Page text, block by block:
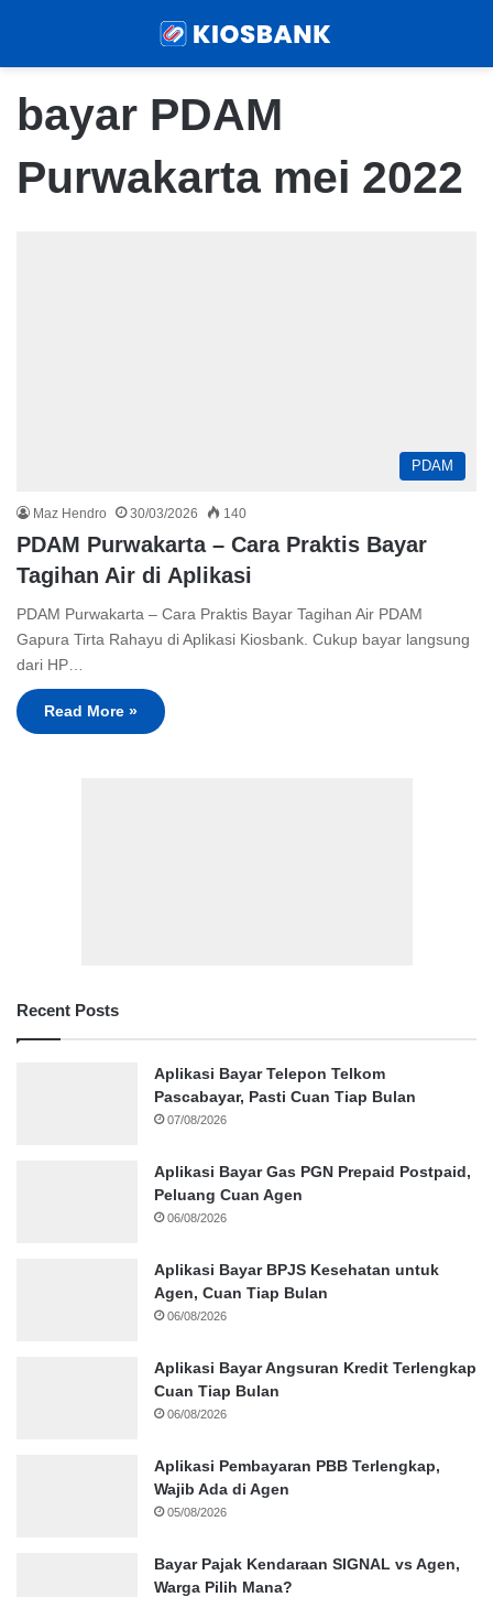
bayar PDAM
Purwakarta mei 2022
PDAM
Maz Hendro 30/03/2026 140
PDAM Purwakarta – Cara Praktis Bayar
Tagihan Air di Aplikasi
PDAM Purwakarta – Cara Praktis Bayar Tagihan Air PDAM
Gapura Tirta Rahayu di Aplikasi Kiosbank. Cukup bayar langsung
dari HP…
Read More »
Recent Posts
Aplikasi Bayar Telepon Telkom
Pascabayar, Pasti Cuan Tiap Bulan
07/08/2026
Aplikasi Bayar Gas PGN Prepaid Postpaid,
Peluang Cuan Agen
06/08/2026
Aplikasi Bayar BPJS Kesehatan untuk
Agen, Cuan Tiap Bulan
06/08/2026
Aplikasi Bayar Angsuran Kredit Terlengkap
Cuan Tiap Bulan
06/08/2026
Aplikasi Pembayaran PBB Terlengkap,
Wajib Ada di Agen
05/08/2026
Bayar Pajak Kendaraan SIGNAL vs Agen,
Warga Pilih Mana?